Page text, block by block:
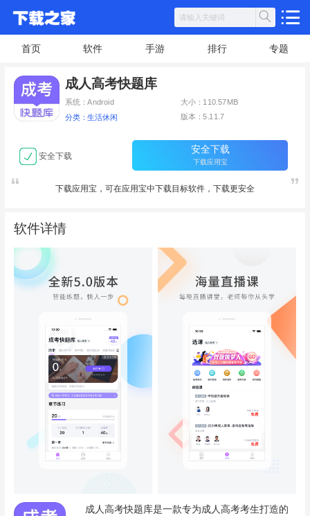
首页 软件 手游 排行 专题
成人高考快题库
系统：Android 大小：110.57MB
分类：生活休闲 版本：5.11.7
安全下载
安全下载
下载应用宝
下载应用宝，可在应用宝中下载目标软件，下载更安全
软件详情
成人高考快题库是一款专为成人高考考生打造的